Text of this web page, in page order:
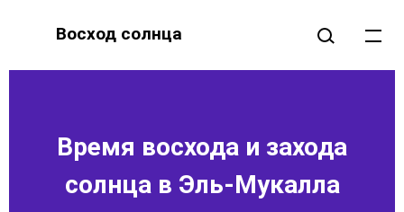
Восход солнца
Время восхода и захода
солнца в Эль-Мукалла